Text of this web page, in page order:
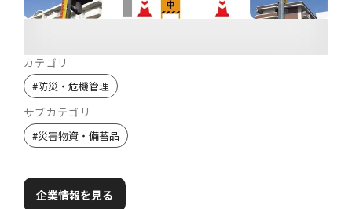
カテゴリ
#防災・危機管理
サブカテゴリ
#災害物資・備蓄品
企業情報を見る